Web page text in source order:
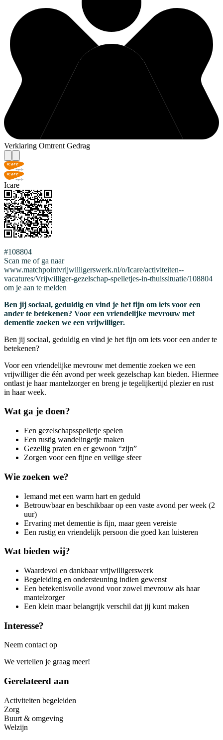
Verklaring Omtrent Gedrag
Icare
#108804
Scan me of ga naar
www.matchpointvrijwilligerswerk.nl/o/Icare/activiteiten--
vacatures/Vrijwilliger-gezelschap-spelletjes-in-thuissituatie/108804
om je aan te melden
Ben jij sociaal, geduldig en vind je het fijn om iets voor een
ander te betekenen? Voor een vriendelijke mevrouw met
dementie zoeken we een vrijwilliger.
Ben jij sociaal, geduldig en vind je het fijn om iets voor een ander te
betekenen?
Voor een vriendelijke mevrouw met dementie zoeken we een
vrijwilliger die één avond per week gezelschap kan bieden. Hiermee
ontlast je haar mantelzorger en breng je tegelijkertijd plezier en rust
in haar week.
Wat ga je doen?
Een gezelschapsspelletje spelen
Een rustig wandelingetje maken
Gezellig praten en er gewoon “zijn”
Zorgen voor een fijne en veilige sfeer
Wie zoeken we?
Iemand met een warm hart en geduld
Betrouwbaar en beschikbaar op een vaste avond per week (2
uur)
Ervaring met dementie is fijn, maar geen vereiste
Een rustig en vriendelijk persoon die goed kan luisteren
Wat bieden wij?
Waardevol en dankbaar vrijwilligerswerk
Begeleiding en ondersteuning indien gewenst
Een betekenisvolle avond voor zowel mevrouw als haar
mantelzorger
Een klein maar belangrijk verschil dat jij kunt maken
Interesse?
Neem contact op
We vertellen je graag meer!
Gerelateerd aan
Activiteiten begeleiden
Zorg
Buurt & omgeving
Welzijn